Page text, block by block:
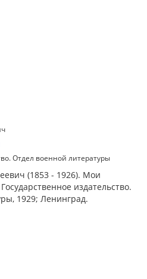
Отдел военной литературы
(1853 - 1926). Мои
издательство.
1929; Ленинград.